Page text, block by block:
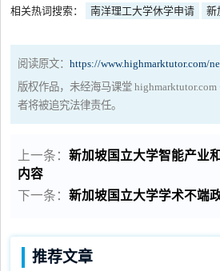
相关热词搜索： 南洋理工大学休学申请 新
阅读原文：https://www.highmarktutor.com/
版权作品，未经海马课堂
者将被追究法律责任。
上一条：新加坡国立大学智能产业
内容
下一条：新加坡国立大学学术不端
推荐文章